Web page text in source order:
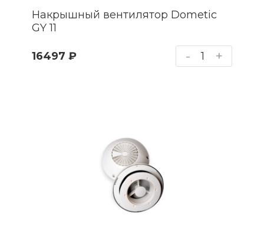
Накрышный вентилятор Dometic
GY 11
16497 ₽ - +